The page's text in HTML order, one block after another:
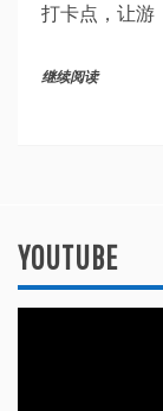
打卡点，让游
继续阅读
YOUTUBE